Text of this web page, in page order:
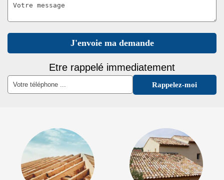
Etre rappelé immediatement